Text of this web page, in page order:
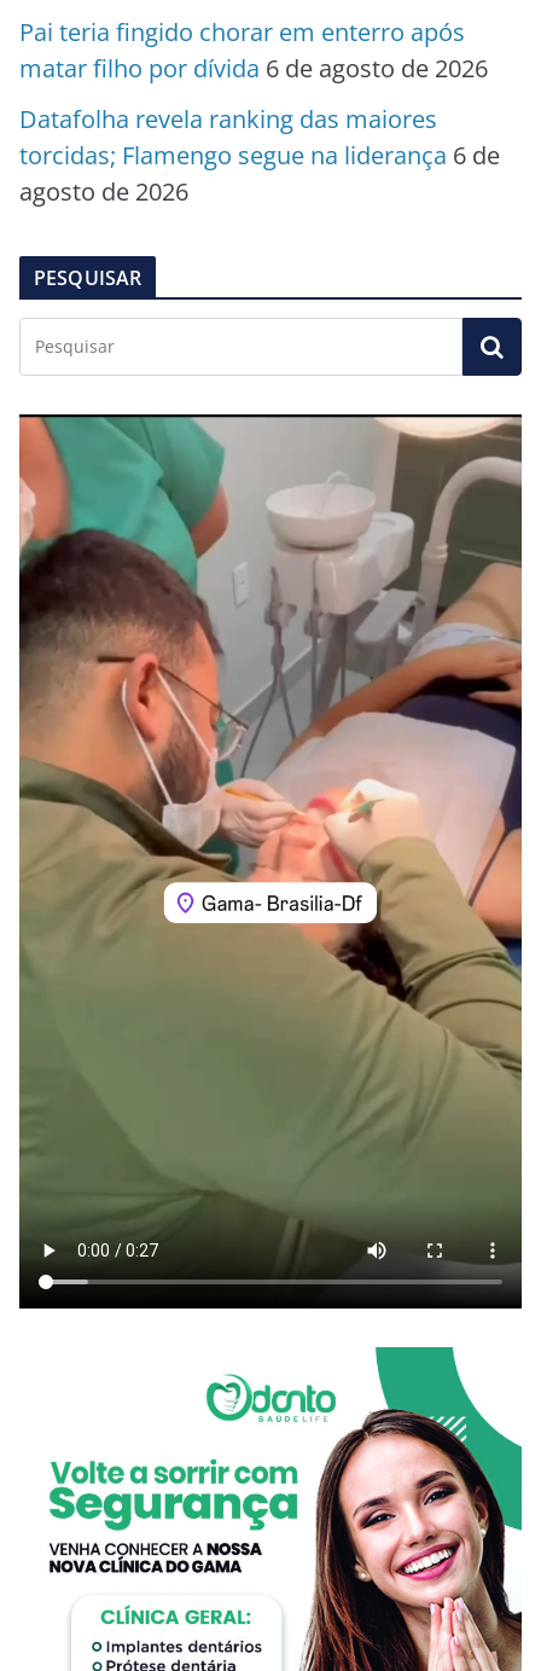
Pai teria fingido chorar em enterro após
matar filho por dívida 6 de agosto de 2026
Datafolha revela ranking das maiores
torcidas; Flamengo segue na liderança 6 de
agosto de 2026
PESQUISAR